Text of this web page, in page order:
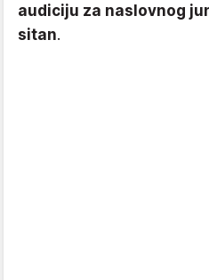
audiciju za naslovnog
sitan.